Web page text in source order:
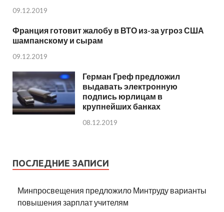
09.12.2019
Франция готовит жалобу в ВТО из-за угроз США
шампанскому и сырам
09.12.2019
Герман Греф предложил
выдавать электронную
подпись юрлицам в
крупнейших банках
08.12.2019
ПОСЛЕДНИЕ ЗАПИСИ
Минпросвещения предложило Минтруду варианты
повышения зарплат учителям